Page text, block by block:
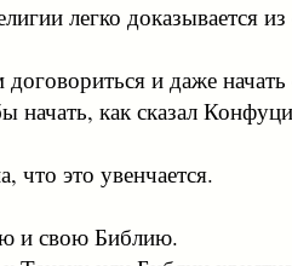
легко доказывается
и даже
начать, как сказал
что это увенчается.
и свою Библию.